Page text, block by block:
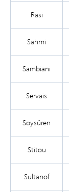
Rasi
Sahmi
Sambiani
Servais
Soysüren
Stitou
Sultanof